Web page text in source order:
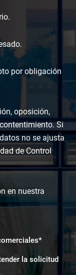
por obligación
oposición,
Si
no se ajusta
de Control
en nuestra
la solicitud